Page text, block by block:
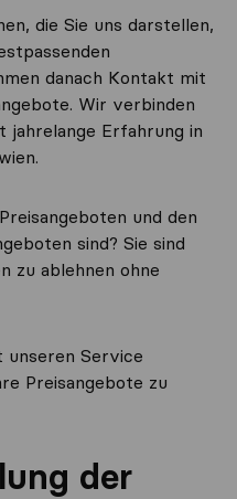
die Sie uns darstellen,
danach Kontakt mit
Wir verbinden
jahrelange Erfahrung in
und den
sind? Sie sind
zu ablehnen ohne
unseren Service
Preisangebote zu
der